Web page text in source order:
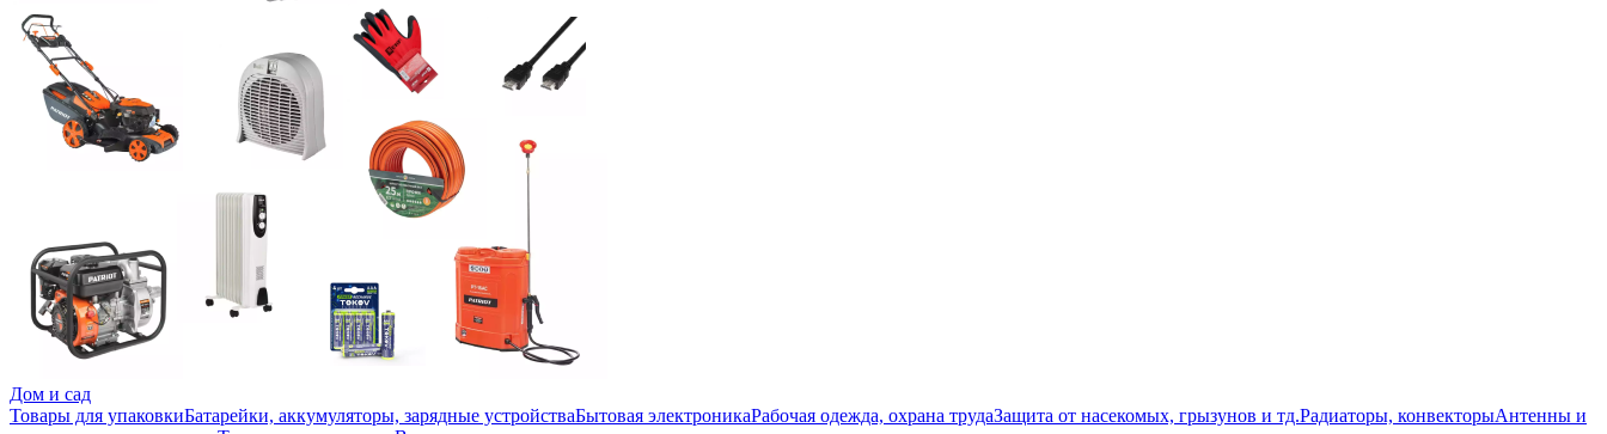
Дом и сад
Товары для упаковкиБатарейки, аккумуляторы, зарядные устройстваБытовая электроникаРабочая одежда, охрана трудаЗащита от насекомых, грызунов и тд.Радиаторы, конвекторыАнтенны и